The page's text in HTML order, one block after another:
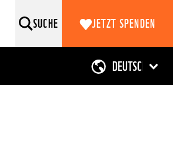
SUCHE JETZT SPENDEN